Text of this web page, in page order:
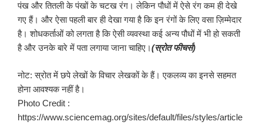
पंख और तितली के पंखों के चटख रंग। लेकिन पौधों में ऐसे रंग कम ही देखे
गए हैं। और ऐसा पहली बार ही देखा गया है कि इन रंगों के लिए वसा ज़िम्मेदार
है। शोधकर्ताओं को लगता है कि ऐसी व्यवस्था कई अन्य पौधों में भी हो सकती
है और उनके बारे में पता लगाया जाना चाहिए।(स्रोत फीचर्स)
नोट: स्रोत में छपे लेखों के विचार लेखकों के हैं। एकलव्य का इनसे सहमत
होना आवश्यक नहीं है।
Photo Credit :
https://www.sciencemag.org/sites/default/files/styles/article